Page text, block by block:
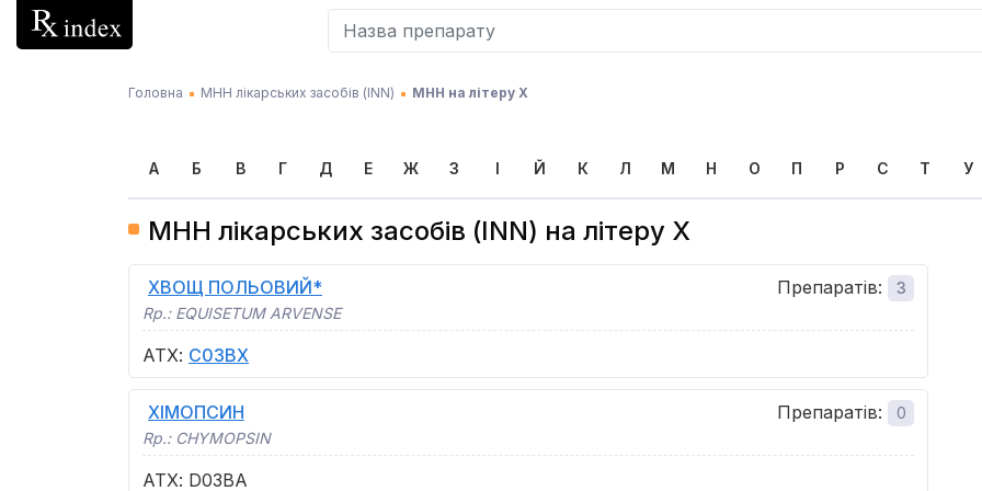
Головна МНН лікарських засобів (INN) МНН на літеру Х
А Б В Г Д Е Ж З І Й К Л М Н О П Р С Т У
МНН лікарських засобів (INN) на літеру Х
ХВОЩ ПОЛЬОВИЙ*
Rp.: EQUISETUM ARVENSE
Препаратів: 3
АТХ: C03BX
ХІМОПСИН
Rp.: CHYMOPSIN
Препаратів: 0
АТХ: D03BA